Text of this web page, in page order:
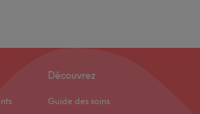
Découvrez
Guide des soins